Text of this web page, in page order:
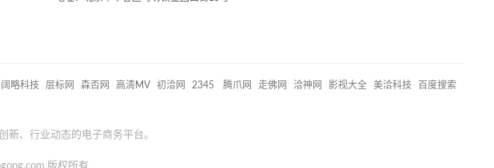
阔略科技 层标网 森否网 高清MV 初洽网 2345 腾爪网 走佛网 洽神网 影视大全 美洽科技
百度搜索
新、行业动态的电子商务平台。